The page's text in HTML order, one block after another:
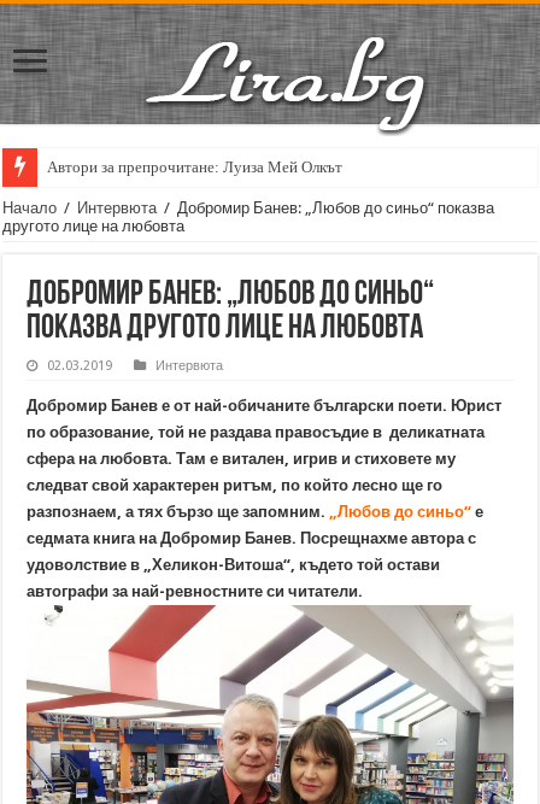
Автори за препрочитане: Луиза Мей Олкът
Кирил Кадийски: „Плачът на големия поет винаги е и сила, и
Начало / Интервюта / Добромир Банев: „Любов до синьо“ показва
другото лице на любовта
Добромир Банев: „Любов до синьо“
показва другото лице на любовта
02.03.2019 Интервюта
Добромир Банев е от най-обичаните български поети. Юрист
по образование, той не раздава правосъдие в деликатната
сфера на любовта. Там е витален, игрив и стиховете му
следват свой характерен ритъм, по който лесно ще го
разпознаем, а тях бързо ще запомним. „Любов до синьо“ е
седмата книга на Добромир Банев. Посрещнахме автора с
удоволствие в „Хеликон-Витоша“, където той остави
автографи за най-ревностните си читатели.